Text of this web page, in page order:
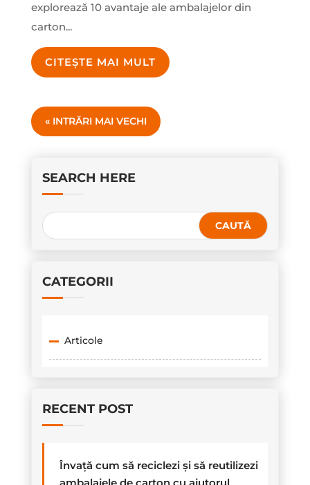
explorează 10 avantaje ale ambalajelor din
carton...
CITEȘTE MAI MULT
« INTRĂRI MAI VECHI
SEARCH HERE
CATEGORII
Articole
RECENT POST
Învață cum să reciclezi și să reutilizezi